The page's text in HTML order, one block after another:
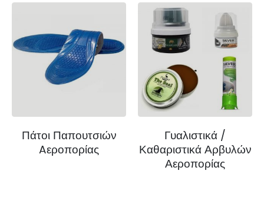
Πάτοι Παπουτσιών
Aεροπορίας
Γυαλιστικά /
Καθαριστικά Αρβυλών
Αεροπορίας